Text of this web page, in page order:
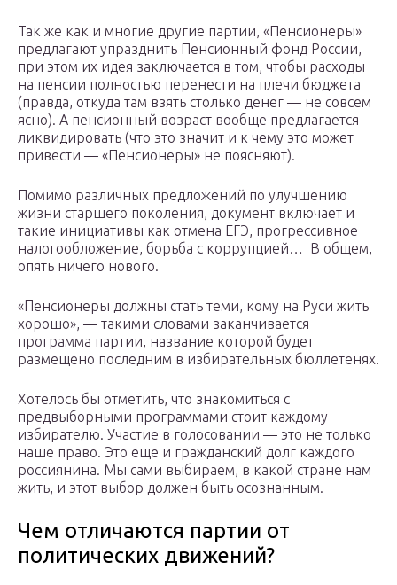
Так же как и многие другие партии, «Пенсионеры»
предлагают упразднить Пенсионный фонд России,
при этом их идея заключается в том, чтобы расходы
на пенсии полностью перенести на плечи бюджета
(правда, откуда там взять столько денег — не совсем
ясно). А пенсионный возраст вообще предлагается
ликвидировать (что это значит и к чему это может
привести — «Пенсионеры» не поясняют).
Помимо различных предложений по улучшению
жизни старшего поколения, документ включает и
такие инициативы как отмена ЕГЭ, прогрессивное
налогообложение, борьба с коррупцией… В общем,
опять ничего нового.
«Пенсионеры должны стать теми, кому на Руси жить
хорошо», — такими словами заканчивается
программа партии, название которой будет
размещено последним в избирательных бюллетенях.
Хотелось бы отметить, что знакомиться с
предвыборными программами стоит каждому
избирателю. Участие в голосовании — это не только
наше право. Это еще и гражданский долг каждого
россиянина. Мы сами выбираем, в какой стране нам
жить, и этот выбор должен быть осознанным.
Чем отличаются партии от
политических движений?